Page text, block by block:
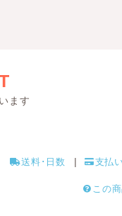
ます
送料･日数 支払
この